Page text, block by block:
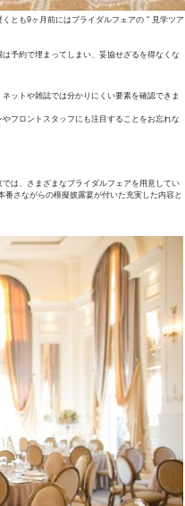
とも9ヶ月前にはブライダルフェアの “ 見学ツア
予約で埋まってしまい、妥協せざるを得なくな
ットや雑誌では分かりにくい要素を確認できま
フロントスタッフにも注目することをお忘れな
は、さまざまなブライダルフェアを用意してい
さながらの模擬披露宴が付いた充実した内容と